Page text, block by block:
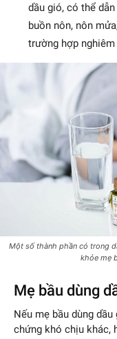
dầu gió, có thể
buồn nôn, nôn
trường hợp
Một số thành phần có trong
khỏe mẹ
Mẹ bầu dùng
Nếu mẹ bầu dùng
chứng khó chịu khác,